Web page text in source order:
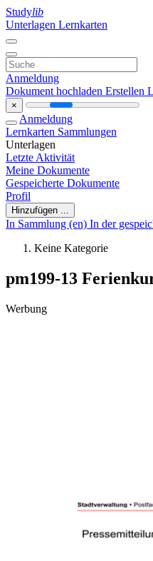
Studylib
Unterlagen Lernkarten
Anmeldung
Dokument hochladen Erstellen
×
Anmeldung
Lernkarten Sammlungen
Unterlagen
Letzte Aktivität
Meine Dokumente
Gespeicherte Dokumente
Profil
Hinzufügen ...
In Sammlung (en) In der
Keine Kategorie
pm199-13
Werbung